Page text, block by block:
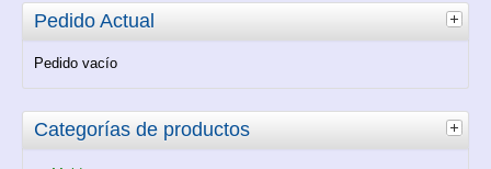
Pedido Actual
Pedido vacío
Categorías de productos